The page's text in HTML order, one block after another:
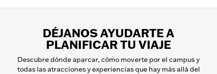
DÉJANOS AYUDARTE A
PLANIFICAR TU VIAJE
Descubre dónde aparcar, cómo moverte por el campus y
todas las atracciones y experiencias que hay más allá del